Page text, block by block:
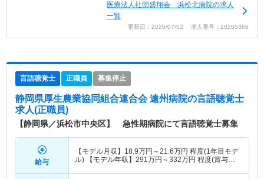
医療法人社団盛翔会 浜松北病院の求人
一覧
更新日：2026/07/02 求人番号：10205366
言語聴覚士 正職員 募集停止
静岡県厚生農業協同組合連合会 遠州病院の言語聴覚士
求人(正職員)
【静岡県／浜松市中央区】 急性期病院にて言語聴覚士募集
給与
【モデル月収】 18.9万円～21.6万円 程度(1年目モデ
ル) 【モデル年収】 291万円～332万円 程度(賞与込